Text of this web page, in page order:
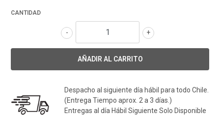
CANTIDAD
+
-
Despacho al siguiente día hábil para todo Chile.
(Entrega Tiempo aprox. 2 a 3 días.)
Entregas al día Hábil Siguiente Solo Disponible